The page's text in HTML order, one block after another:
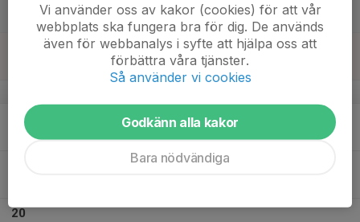
Vadstena Ishall
18
Mån
20
Vi använder oss av kakor (cookies) för att vår
webbplats ska fungera bra för dig. De används
även för webbanalys i syfte att hjälpa oss att
förbättra våra tjänster.
Så använder vi cookies
Godkänn alla kakor
Bara nödvändiga